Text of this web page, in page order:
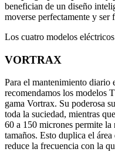
benefician de un diseño
moverse perfectamente y ser
Los cuatro modelos
VORTRAX
Para el mantenimiento diario
recomendamos los
gama Vortrax. Su poderosa
toda la suciedad, mientras
60 a 150 micrones permite la
tamaños. Esto duplica el
reduce la frecuencia con la